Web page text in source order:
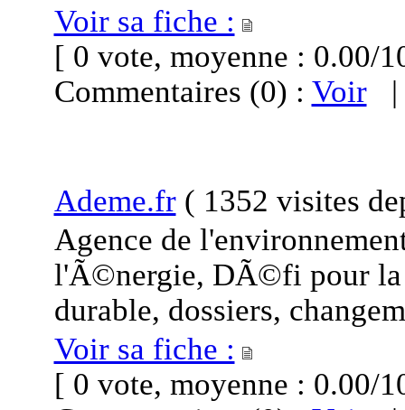
Voir sa fiche :
[ 0 vote, moyenne :
Commentaires (0) : Voir
Ademe.fr( 1352 visites
Agence de
l'Ã©nergie, DÃ©fi pour
durable, dossiers,
Voir sa fiche :
[ 0 vote, moyenne :